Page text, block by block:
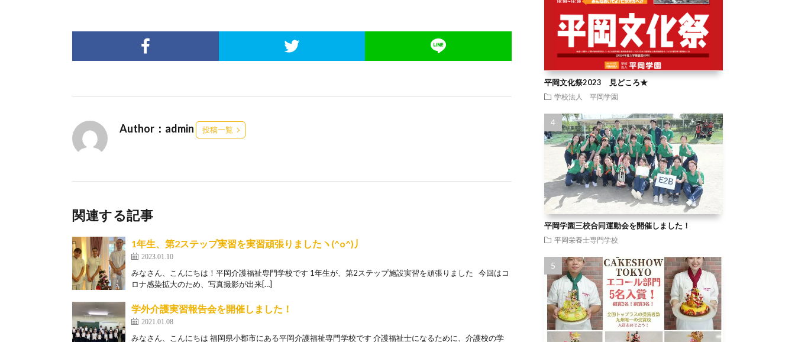
Author：admin 投稿一覧
関連する記事
1年生、第2ステップ実習を実習頑張りましたヽ(^o^)丿
2023.01.10
みなさん、こんにちは！平岡介護福祉専門学校です 1年生が、第2ステップ施設実習を頑張りました 今回はコ
ロナ感染拡大のため、写真撮影が出来[…]
学外介護実習報告会を開催しました！
2021.01.08
みなさん、こんにちは 福岡県小郡市にある平岡介護福祉専門学校です 介護福祉士になるために、介護校の学
平岡文化祭2023 見どころ★
学校法人 平岡学園
平岡学園三校合同運動会を開催しました！
平岡栄養士専門学校